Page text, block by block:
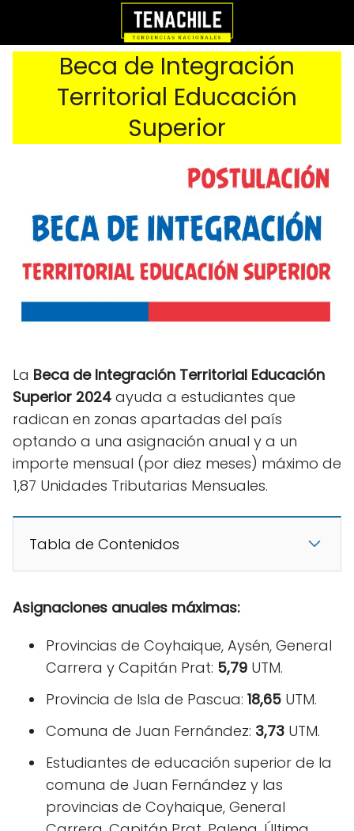
Beca de Integración
Territorial Educación
Superior
La Beca de Integración Territorial Educación
Superior 2024 ayuda a estudiantes que
radican en zonas apartadas del país
optando a una asignación anual y a un
importe mensual (por diez meses) máximo de
1,87 Unidades Tributarias Mensuales.
Tabla de Contenidos
Asignaciones anuales máximas:
Provincias de Coyhaique, Aysén, General
Carrera y Capitán Prat: 5,79 UTM.
Provincia de Isla de Pascua: 18,65 UTM.
Comuna de Juan Fernández: 3,73 UTM.
Estudiantes de educación superior de la
comuna de Juan Fernández y las
provincias de Coyhaique, General